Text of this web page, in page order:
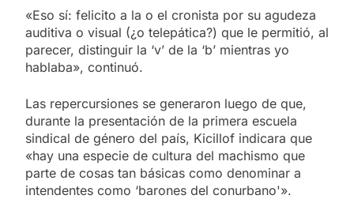
«Eso sí: felicito a la o el cronista por su agudeza
auditiva o visual (¿o telepática?) que le permitió, al
parecer, distinguir la ‘v’ de la ‘b’ mientras yo
hablaba», continuó.
Las repercursiones se generaron luego de que,
durante la presentación de la primera escuela
sindical de género del país, Kicillof indicara que
«hay una especie de cultura del machismo que
parte de cosas tan básicas como denominar a
intendentes como ‘barones del conurbano'».